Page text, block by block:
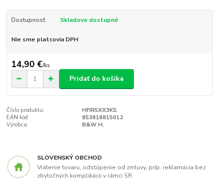
Dostupnosť: Skladovo dostupné
Nie sme platcovia DPH
14,90 €/ks
Pridať do košíka
Číslo produktu:
HFIR5XX3KS
EAN kód:
853816815012
Výrobca:
B&W H.
SLOVENSKÝ OBCHOD
Vrátenie tovaru, odstúpenie od zmluvy, príp. reklamácia bez
zbytočných komplikácii v rámci SR